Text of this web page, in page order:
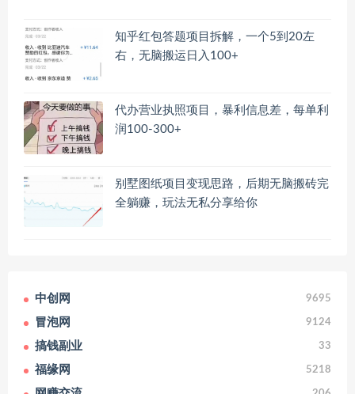
知乎红包答题项目拆解，一个5到20左
右，无脑搬运日入100+
代办营业执照项目，暴利信息差，每单利
润100-300+
别墅图纸项目变现思路，后期无脑搬砖完
全躺赚，玩法无私分享给你
中创网 9695
冒泡网 9124
搞钱副业 33
福缘网 5218